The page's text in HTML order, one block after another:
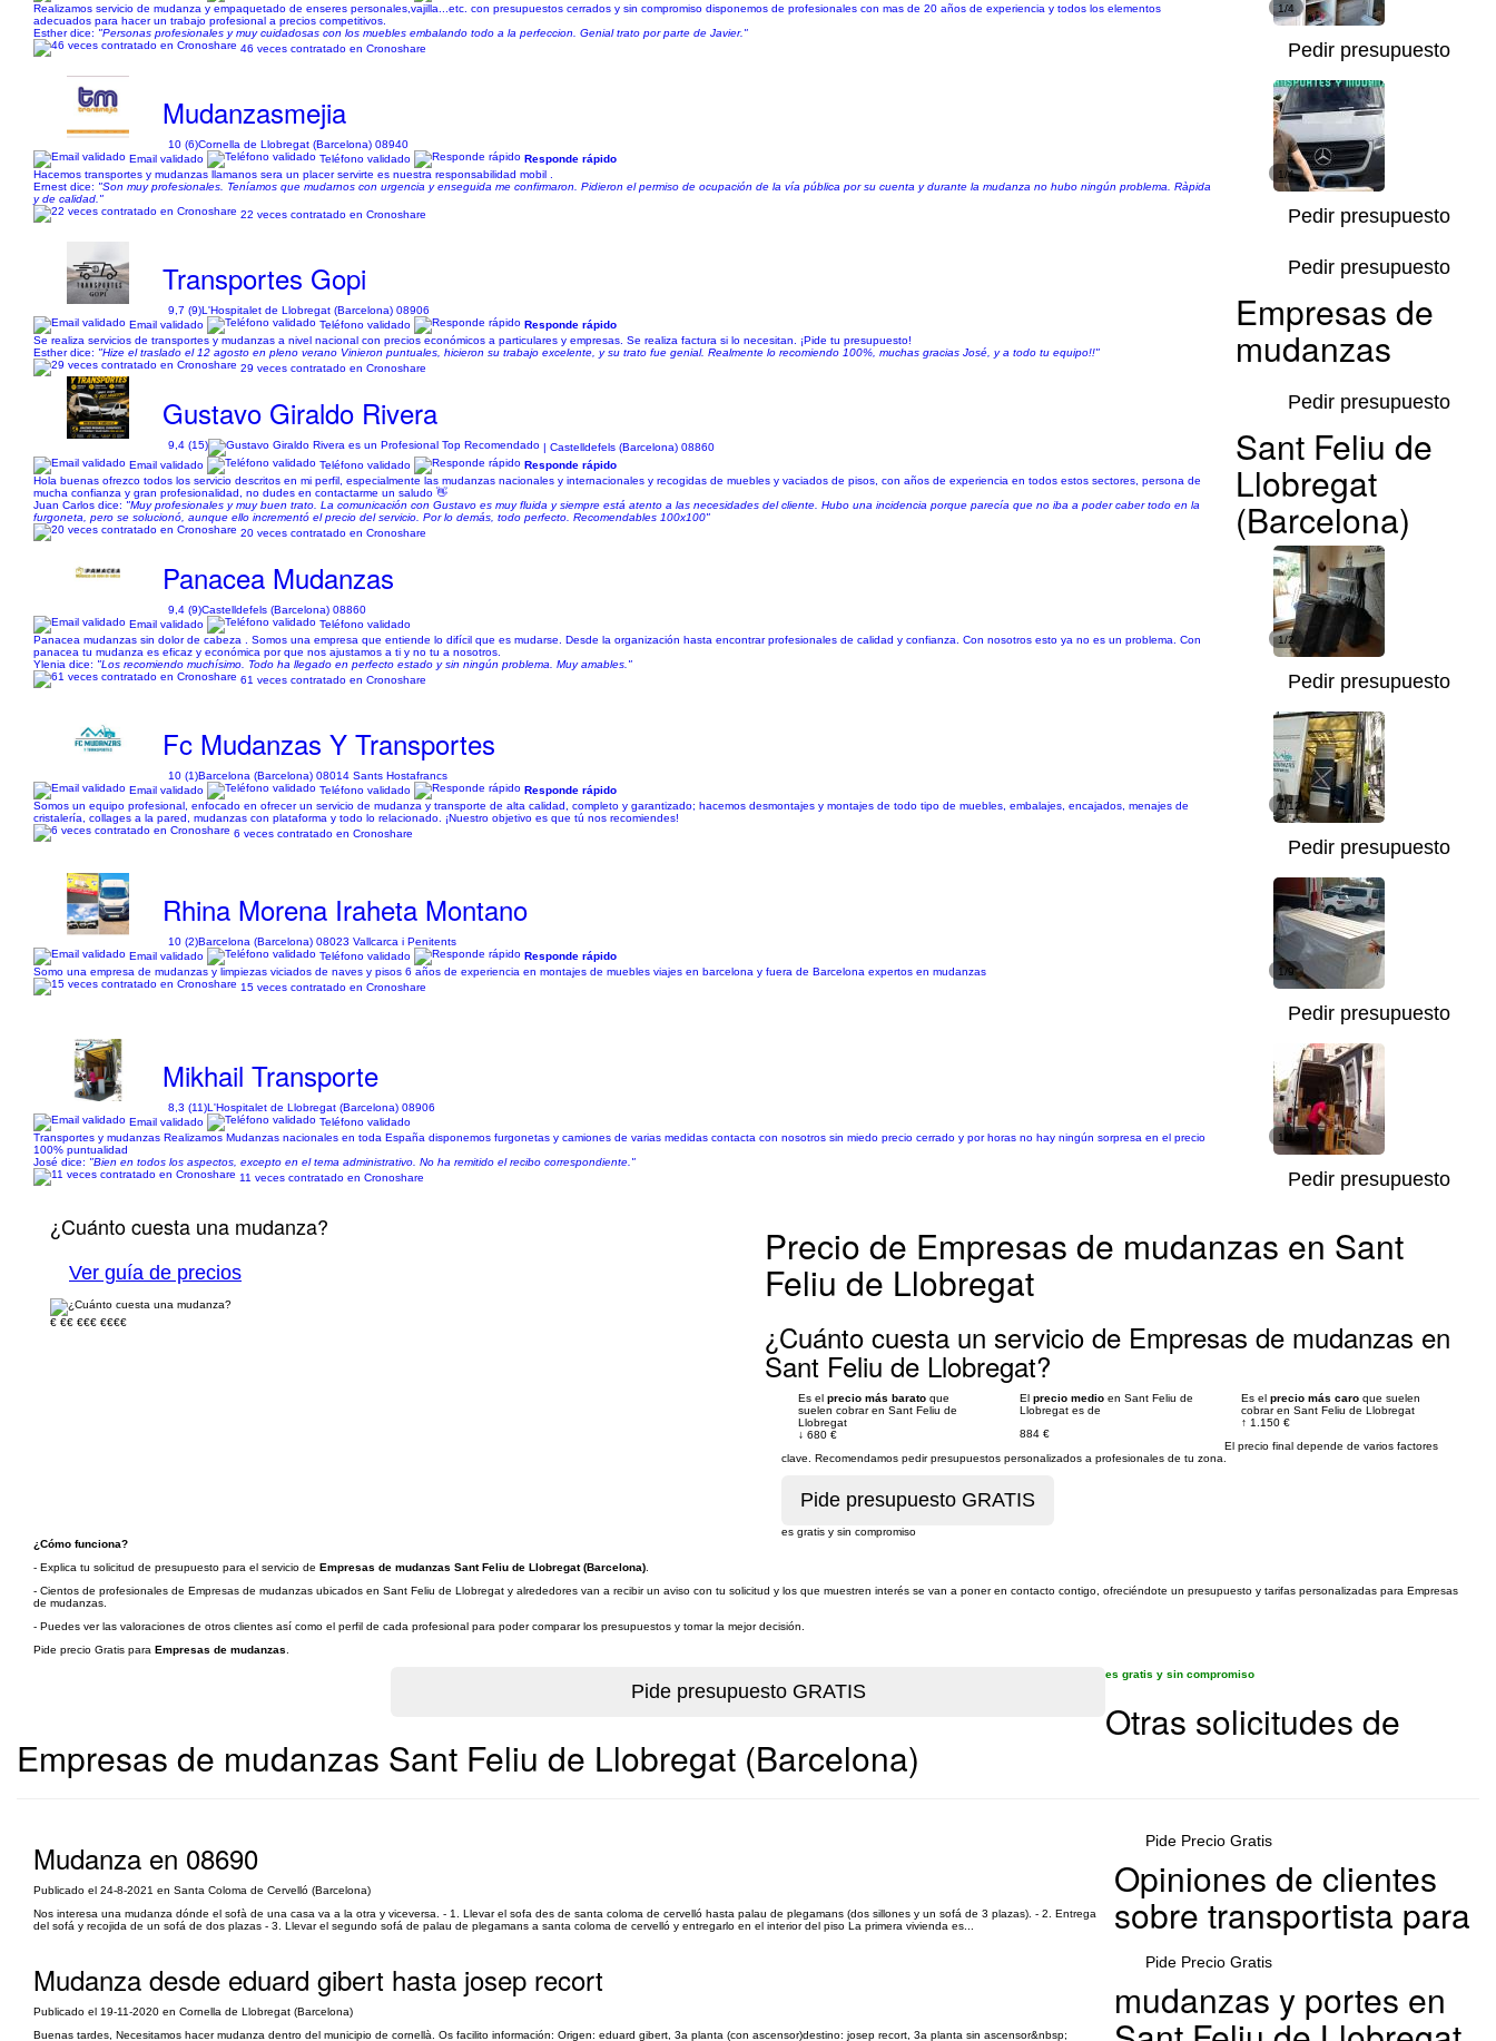
Realizamos servicio de mudanza y empaquetado de enseres personales,vajilla...etc. con presupuestos cerrados y sin compromiso disponemos de profesionales con mas de 20 años de experiencia y todos los elementos
adecuados para hacer un trabajo profesional a precios competitivos.
Esther dice: "Personas profesionales y muy cuidadosas con los muebles embalando todo a la perfeccion. Genial trato por parte de Javier."
46 veces contratado en Cronoshare
1/4
Pedir presupuesto
Mudanzasmejia
10 (6)Cornella de Llobregat (Barcelona) 08940
Email validado
Teléfono validado
Responde rápido
Hacemos transportes y mudanzas llamanos sera un placer servirte es nuestra responsabilidad mobil .
Ernest dice: "Son muy profesionales. Teníamos que mudarnos con urgencia y enseguida me confirmaron. Pidieron el permiso de ocupación de la vía pública por su cuenta y durante la mudanza no hubo ningún problema. Ràpida
y de calidad."
22 veces contratado en Cronoshare
1/4
Pedir presupuesto
Transportes Gopi
9,7 (9)L'Hospitalet de Llobregat (Barcelona) 08906
Email validado
Teléfono validado
Responde rápido
Se realiza servicios de transportes y mudanzas a nivel nacional con precios económicos a particulares y empresas. Se realiza factura si lo necesitan. ¡Pide tu presupuesto!
Esther dice: "Hize el traslado el 12 agosto en pleno verano Vinieron puntuales, hicieron su trabajo excelente, y su trato fue genial. Realmente lo recomiendo 100%, muchas gracias José, y a todo tu equipo!!"
29 veces contratado en Cronoshare
Pedir presupuesto
Gustavo Giraldo Rivera
9,4 (15)
| Castelldefels (Barcelona) 08860
Email validado
Teléfono validado
Responde rápido
Hola buenas ofrezco todos los servicio descritos en mi perfil, especialmente las mudanzas nacionales y internacionales y recogidas de muebles y vaciados de pisos, con años de experiencia en todos estos sectores, persona de
mucha confianza y gran profesionalidad, no dudes en contactarme un saludo 👋
Juan Carlos dice: "Muy profesionales y muy buen trato. La comunicación con Gustavo es muy fluida y siempre está atento a las necesidades del cliente. Hubo una incidencia porque parecía que no iba a poder caber todo en la
furgoneta, pero se solucionó, aunque ello incrementó el precio del servicio. Por lo demás, todo perfecto. Recomendables 100x100"
20 veces contratado en Cronoshare
Pedir presupuesto
Panacea Mudanzas
9,4 (9)Castelldefels (Barcelona) 08860
Email validado
Teléfono validado
Panacea mudanzas sin dolor de cabeza . Somos una empresa que entiende lo difícil que es mudarse. Desde la organización hasta encontrar profesionales de calidad y confianza. Con nosotros esto ya no es un problema. Con
panacea tu mudanza es eficaz y económica por que nos ajustamos a ti y no tu a nosotros.
Ylenia dice: "Los recomiendo muchísimo. Todo ha llegado en perfecto estado y sin ningún problema. Muy amables."
61 veces contratado en Cronoshare
1/2
Pedir presupuesto
Fc Mudanzas Y Transportes
10 (1)Barcelona (Barcelona) 08014 Sants Hostafrancs
Email validado
Teléfono validado
Responde rápido
Somos un equipo profesional, enfocado en ofrecer un servicio de mudanza y transporte de alta calidad, completo y garantizado; hacemos desmontajes y montajes de todo tipo de muebles, embalajes, encajados, menajes de
cristalería, collages a la pared, mudanzas con plataforma y todo lo relacionado. ¡Nuestro objetivo es que tú nos recomiendes!
6 veces contratado en Cronoshare
1/12
Pedir presupuesto
Rhina Morena Iraheta Montano
10 (2)Barcelona (Barcelona) 08023 Vallcarca i Penitents
Email validado
Teléfono validado
Responde rápido
Somo una empresa de mudanzas y limpiezas viciados de naves y pisos 6 años de experiencia en montajes de muebles viajes en barcelona y fuera de Barcelona expertos en mudanzas
15 veces contratado en Cronoshare
1/9
Pedir presupuesto
Mikhail Transporte
8,3 (11)L'Hospitalet de Llobregat (Barcelona) 08906
Email validado
Teléfono validado
Transportes y mudanzas Realizamos Mudanzas nacionales en toda España disponemos furgonetas y camiones de varias medidas contacta con nosotros sin miedo precio cerrado y por horas no hay ningún sorpresa en el precio
100% puntualidad
José dice: "Bien en todos los aspectos, excepto en el tema administrativo. No ha remitido el recibo correspondiente."
11 veces contratado en Cronoshare
1/13
Pedir presupuesto
¿Cuánto cuesta una mudanza?
Ver guía de precios
€ €€ €€€ €€€€
Precio de Empresas de mudanzas en Sant
Feliu de Llobregat
¿Cuánto cuesta un servicio de Empresas de mudanzas en
Sant Feliu de Llobregat?
Es el precio más barato que
suelen cobrar en Sant Feliu de
Llobregat
↓ 680 €
El precio medio en Sant Feliu de
Llobregat es de
884 €
Es el precio más caro que suelen
cobrar en Sant Feliu de Llobregat
↑ 1.150 €
El precio final depende de varios factores
clave. Recomendamos pedir presupuestos personalizados a profesionales de tu zona.
es gratis y sin compromiso
Empresas de
mudanzas
Sant Feliu de
Llobregat
(Barcelona)
¿Cómo funciona?
- Explica tu solicitud de presupuesto para el servicio de Empresas de mudanzas Sant Feliu de Llobregat (Barcelona)
- Cientos de profesionales de Empresas de mudanzas ubicados en Sant Feliu de Llobregat y alrededores van a recibir un aviso con tu solicitud y los que muestren interés se van a poner en contacto contigo, ofreciéndote un presupuesto y tarifas personalizadas para Empresas
de mudanzas.
- Puedes ver las valoraciones de otros clientes así como el perfil de cada profesional para poder comparar los presupuestos y tomar la mejor decisión.
Pide precio Gratis para Empresas de mudanzas
es gratis y sin compromiso
Otras solicitudes de
Empresas de mudanzas Sant Feliu de Llobregat (Barcelona)
Mudanza en 08690
Publicado el 24-8-2021 en Santa Coloma de Cervelló (Barcelona)
Nos interesa una mudanza dónde el sofà de una casa va a la otra y viceversa. - 1. Llevar el sofa des de santa coloma de cervelló hasta palau de plegamans (dos sillones y un sofá de 3 plazas). - 2. Entrega
del sofá y recojida de un sofá de dos plazas - 3. Llevar el segundo sofá de palau de plegamans a santa coloma de cervelló y entregarlo en el interior del piso La primera vivienda es...
Pide Precio Gratis
Mudanza desde eduard gibert hasta josep recort
Publicado el 19-11-2020 en Cornella de Llobregat (Barcelona)
Buenas tardes, Necesitamos hacer mudanza dentro del municipio de cornellà. Os facilito información: Origen: eduard gibert, 3a planta (con ascensor)destino: josep recort, 3a planta sin ascensor&nbsp;
Pide Precio Gratis
Opiniones de clientes
sobre transportista para
mudanzas y portes en